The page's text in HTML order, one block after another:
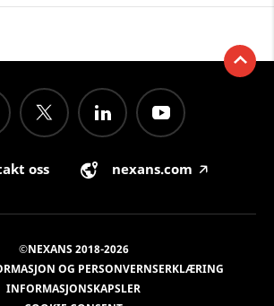
oss nexans.com 🡥
©NEXANS 2018-2026
OG PERSONVERNSERKLÆRING
INFORMASJONSKAPSLER